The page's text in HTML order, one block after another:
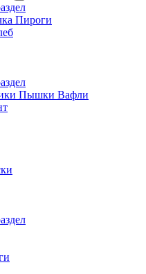
Пироги
Пышки Вафли